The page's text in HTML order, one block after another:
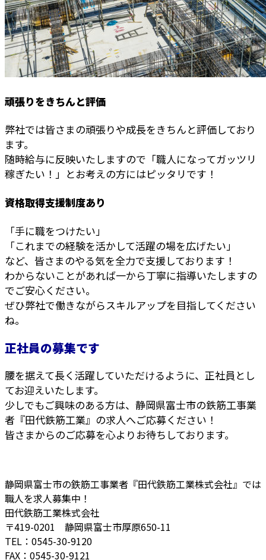
頑張りをきちんと評価
弊社では皆さまの頑張りや成長をきちんと評価しており
ます。
随時給与に反映いたしますので「職人になってガッツリ
稼ぎたい！」とお考えの方にはピッタリです！
資格取得支援制度あり
「手に職をつけたい」
「これまでの経験を活かして活躍の場を広げたい」
など、皆さまのやる気を全力で支援しております！
わからないことがあれば一から丁寧に指導いたしますの
でご安心ください。
ぜひ弊社で働きながらスキルアップを目指してください
ね。
正社員の募集です
腰を据えて長く活躍していただけるように、正社員とし
てお迎えいたします。
少しでもご興味のある方は、静岡県富士市の鉄筋工事業
者『田代鉄筋工業』の求人へご応募ください！
皆さまからのご応募を心よりお待ちしております。
静岡県富士市の鉄筋工事業者『田代鉄筋工業株式会社』では
職人を求人募集中！
田代鉄筋工業株式会社
〒419-0201 静岡県富士市厚原650-11
TEL：0545-30-9120
FAX：0545-30-9121